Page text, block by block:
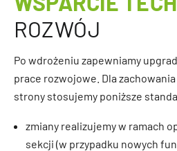
ROZWÓJ
Po wdrożeniu zapewniamy
prace rozwojowe. Dla
strony stosujemy poniższe
zmiany realizujemy w ramach
sekcji (w przypadku nowych